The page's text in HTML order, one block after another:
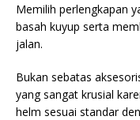
Memilih perlengkapan
basah kuyup serta
jalan.
Bukan sebatas
yang sangat krusial
helm sesuai standar